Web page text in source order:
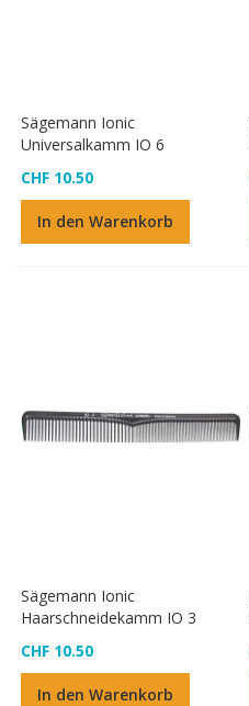
Sägemann Ionic
Universalkamm IO 6
CHF 10.50
In den Warenkorb
Sägemann Ionic
Haarschneidekamm IO 3
CHF 10.50
In den Warenkorb